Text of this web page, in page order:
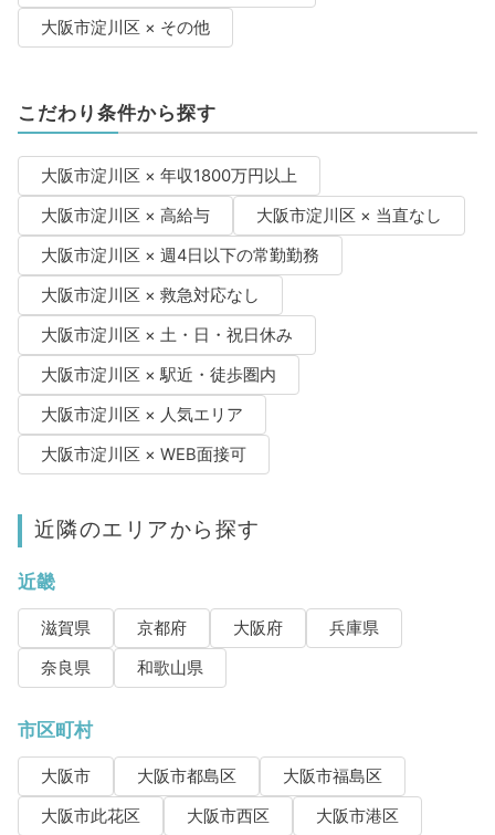
大阪市淀川区 × その他
こだわり条件から探す
大阪市淀川区 × 年収1800万円以上
大阪市淀川区 × 高給与
大阪市淀川区 × 当直なし
大阪市淀川区 × 週4日以下の常勤勤務
大阪市淀川区 × 救急対応なし
大阪市淀川区 × 土・日・祝日休み
大阪市淀川区 × 駅近・徒歩圏内
大阪市淀川区 × 人気エリア
大阪市淀川区 × WEB面接可
近隣のエリアから探す
近畿
滋賀県 京都府 大阪府
兵庫県
奈良県
和歌山県
市区町村
大阪市 大阪市都島区
大阪市福島区
大阪市此花区
大阪市西区
大阪市港区